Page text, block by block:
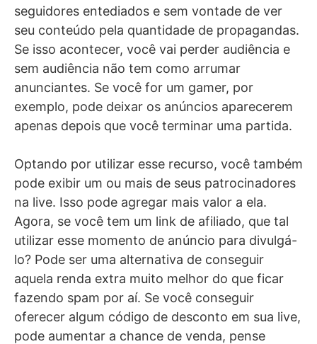
seguidores entediados e sem vontade de ver
seu conteúdo pela quantidade de propagandas.
Se isso acontecer, você vai perder audiência e
sem audiência não tem como arrumar
anunciantes. Se você for um gamer, por
exemplo, pode deixar os anúncios aparecerem
apenas depois que você terminar uma partida.
Optando por utilizar esse recurso, você também
pode exibir um ou mais de seus patrocinadores
na live. Isso pode agregar mais valor a ela.
Agora, se você tem um link de afiliado, que tal
utilizar esse momento de anúncio para divulgá-
lo? Pode ser uma alternativa de conseguir
aquela renda extra muito melhor do que ficar
fazendo spam por aí. Se você conseguir
oferecer algum código de desconto em sua live,
pode aumentar a chance de venda, pense